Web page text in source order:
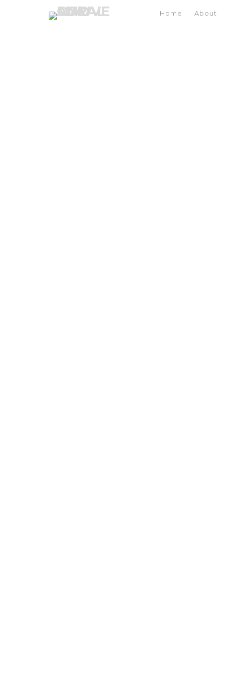
Home About